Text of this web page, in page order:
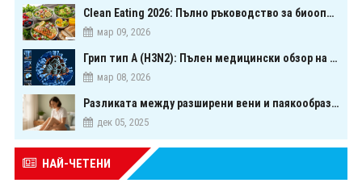
Clean Eating 2026: Пълно ръководство за биооптимизация чрез хранене
мар 09, 2026
Грип тип A (H3N2): Пълен медицински обзор на сезонния щам през 2026 г.
мар 08, 2026
Разликата между разширени вени и паякообразни вени - и как наистина можете да ги предотвратите
дек 05, 2025
НАЙ-ЧЕТЕНИ